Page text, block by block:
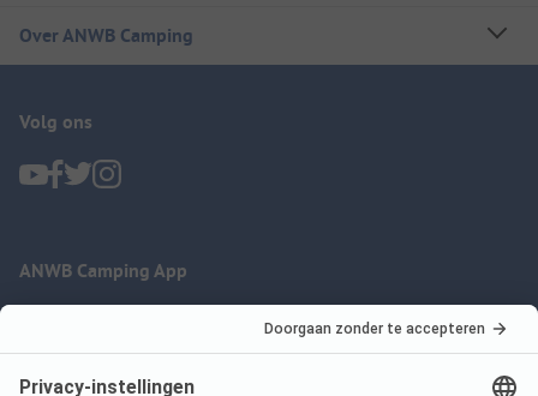
Over ANWB Camping
Volg ons
ANWB Camping App